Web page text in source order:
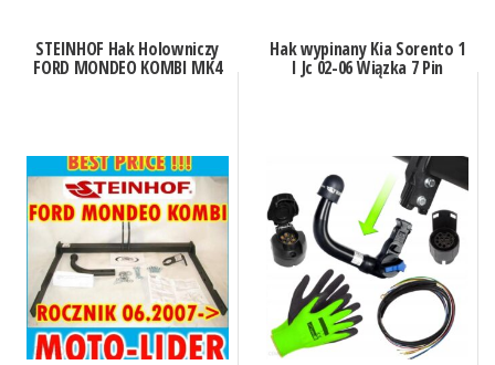
STEINHOF Hak Holowniczy
FORD MONDEO KOMBI MK4
Hak wypinany Kia Sorento 1
I Jc 02-06 Wiązka 7 Pin